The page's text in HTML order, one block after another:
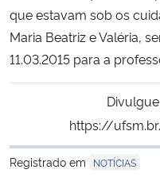
Ministério da Ciência, Tecnologia,
Ministério do Meio Ambiente
Ministério do Turismo
Ministério do Desenvolvimento
que estavam sob os
Maria Beatriz e Valéria,
11.03.2015 para a
https://
Registrado em
NOTÍCIAS